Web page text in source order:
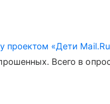
проектом «Дети
Всего в